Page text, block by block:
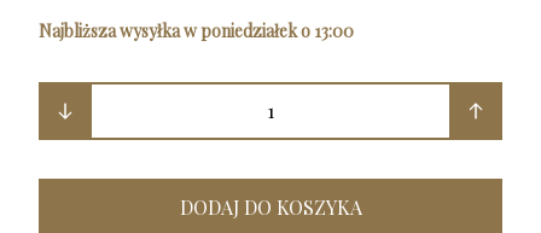
Najbliższa wysyłka w poniedziałek o 13:00
1
DODAJ DO KOSZYKA